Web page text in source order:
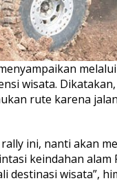
wisata.
rute karena
ini, nanti akan
keindahan
destinasi wisata”,